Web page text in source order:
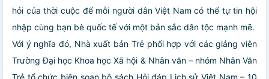
hỏi của thời cuộc để mỗi người dân Việt Nam có thể tự tin hội
nhập cùng bạn bè quốc tế với một bản sắc dân tộc mạnh mẽ.
Với ý nghĩa đó, Nhà xuất bản Trẻ phối hợp với các giảng viên
Trường Đại học Khoa học Xã hội & Nhân văn – nhóm Nhân Văn